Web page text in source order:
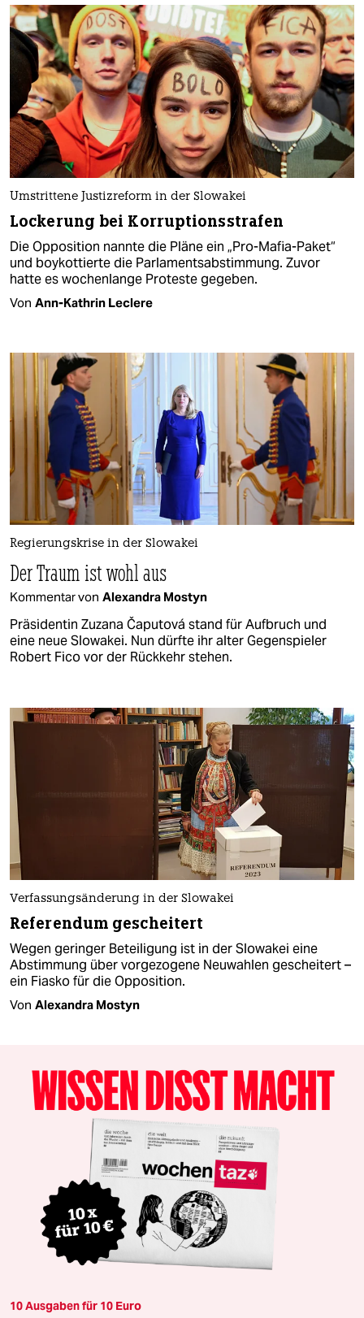
Umstrittene Justizreform in der Slowakei
Lockerung bei Korruptionsstrafen
Die Opposition nannte die Pläne ein „Pro-Mafia-Paket“
und boykottierte die Parlamentsabstimmung. Zuvor
hatte es wochenlange Proteste gegeben.
Von Ann-Kathrin Leclere
Regierungskrise in der Slowakei
Der Traum ist wohl aus
Kommentar von Alexandra Mostyn
Präsidentin Zuzana Čaputová stand für Aufbruch und
eine neue Slowakei. Nun dürfte ihr alter Gegenspieler
Robert Fico vor der Rückkehr stehen.
Verfassungsänderung in der Slowakei
Referendum gescheitert
Wegen geringer Beteiligung ist in der Slowakei eine
Abstimmung über vorgezogene Neuwahlen gescheitert –
ein Fiasko für die Opposition.
Von Alexandra Mostyn
10 Ausgaben für 10 Euro